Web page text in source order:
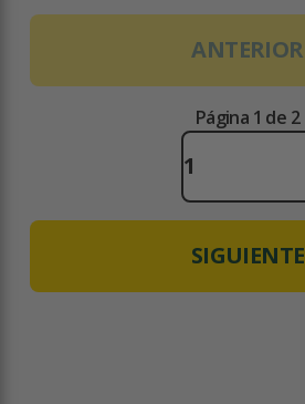
ANTERIOR
Página 1 de 2
SIGUIENTE